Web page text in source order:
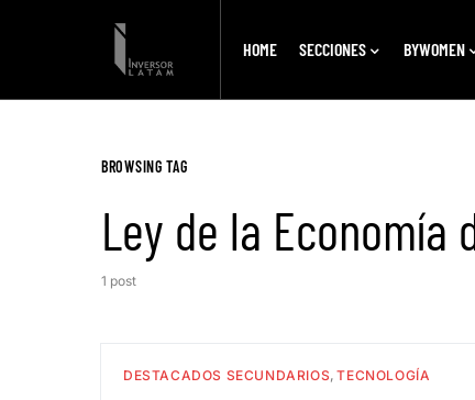
HOME SECCIONES BYWOMEN
BROWSING TAG
Ley de la Economía
1 post
DESTACADOS SECUNDARIOS TECNOLOGÍA